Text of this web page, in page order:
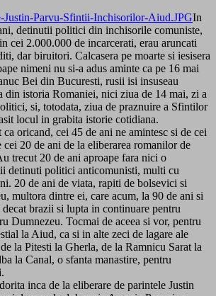
In
detinutii politici din inchisorile comuniste,
cei 2.000.000 de incarcerati, erau aruncati
dar biruitori. Calcasera pe moarte si iesisera
nimeni nu si-a adus aminte ca pe 16 mai
Bei din Bucuresti, rusii isi insuseau
din istoria Romaniei, nici ziua de 14 mai, zi a
si, totodata, ziua de praznuire a Sfintilor
locul in grabita istorie cotidiana.
oricand, cei 45 de ani ne amintesc si de cei
cei 20 de ani de la eliberarea romanilor de
trecut 20 de ani aproape fara nici o
detinuti politici anticomunisti, multi cu
20 de ani de viata, rapiti de bolsevici si
multora dintre ei, care acum, la 90 de ani si
brazii si lupta in continuare pentru
Dumnezeu. Tocmai de aceea si vor, pentru
la Aiud, ca si in alte zeci de lagare ale
la Pitesti la Gherla, de la Ramnicu Sarat la
la Canal, o sfanta manastire, pentru
inca de la eliberare de parintele Justin